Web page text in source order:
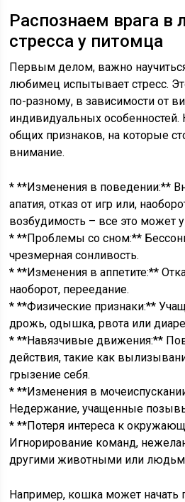
Распознаем врага в
стресса у питомца
Первым делом, важно
любимец испытывает стресс.
по-разному, в зависимости от
индивидуальных особенностей.
общих признаков, на которые
внимание.
* **Изменения в поведении:**
апатия, отказ от игр или,
возбудимость – все это может
* **Проблемы со сном:**
чрезмерная сонливость.
* **Изменения в аппетите:**
наоборот, переедание.
* **Физические признаки:**
дрожь, одышка, рвота или
* **Навязчивые движения:**
действия, такие как
грызение себя.
* **Изменения в
Недержание, учащенные
* **Потеря интереса к
Игнорирование команд,
другими животными или
Например, кошка может начать